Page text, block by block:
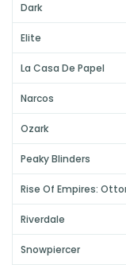
Dark
Elite
La Casa De Papel
Narcos
Ozark
Peaky Blinders
Rise Of Empires:
Riverdale
Snowpiercer